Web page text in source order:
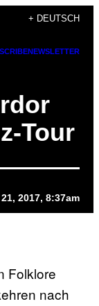
+ DEUTSCH
NEWSLETTER
Tour
2017, 8:37am
Folklore
nach